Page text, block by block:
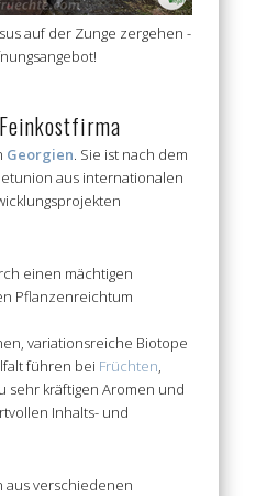
auf der Zunge zergehen -
Georgien. Sie ist nach dem
aus internationalen
einen mächtigen
Pflanzenreichtum
variationsreiche Biotope
führen bei Früchten,
sehr kräftigen Aromen und
Inhalts- und
aus verschiedenen